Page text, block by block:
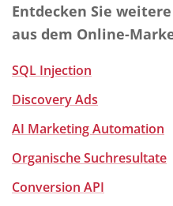
Entdecken Sie
aus dem Online-
SQL Injection
Discovery Ads
AI Marketing Automation
Organische Suchresultate
Conversion API